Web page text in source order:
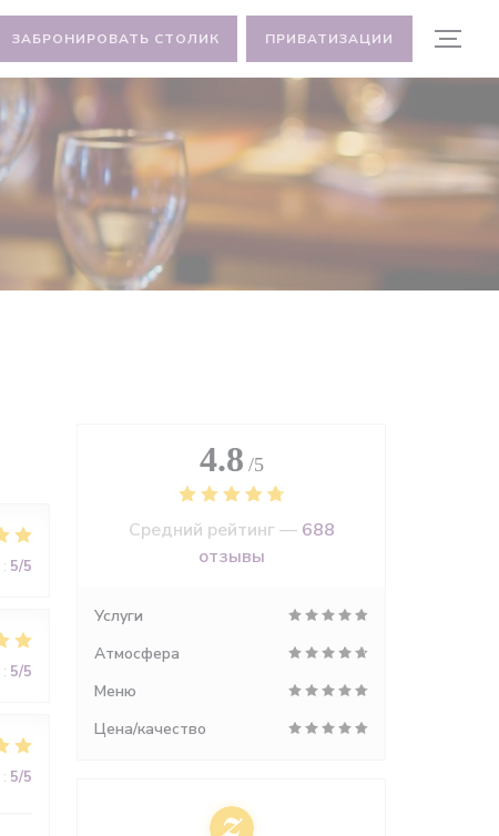
ЗАБРОНИРОВАТЬ СТОЛИК ПРИВАТИЗАЦИИ
: 5/5
: 5/5
: 5/5
4.8 /5
Средний рейтинг — 688
отзывы
Услуги
Атмосфера
Меню
Цена/качество